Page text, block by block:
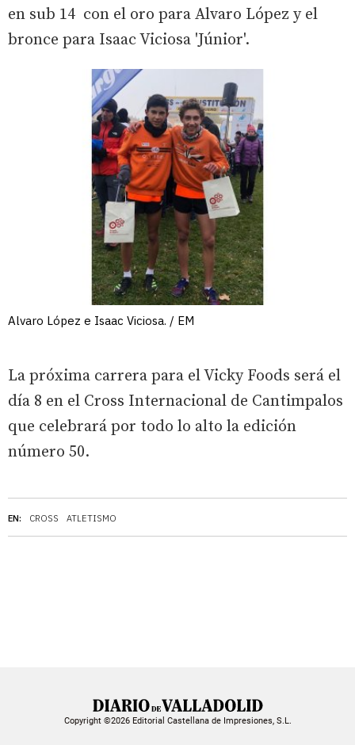
EN: CROSS ATLETISMO
en sub 14 con el oro para Alvaro López y el
bronce para Isaac Viciosa 'Júnior'.
Alvaro López e Isaac Viciosa. / EM
La próxima carrera para el Vicky Foods será el
día 8 en el Cross Internacional de Cantimpalos
que celebrará por todo lo alto la edición
número 50.
Copyright ©2026 Editorial Castellana de Impresiones, S.L.